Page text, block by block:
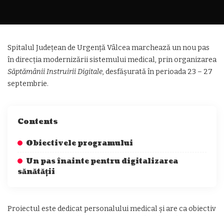
Spitalul Județean de Urgență Vâlcea marchează un nou pas
în direcția modernizării sistemului medical, prin organizarea
Săptămânii Instruirii Digitale, desfășurată în perioada 23 – 27
septembrie.
Contents
Obiectivele programului
Un pas înainte pentru digitalizarea
sănătății
Proiectul este dedicat personalului medical și are ca obiectiv